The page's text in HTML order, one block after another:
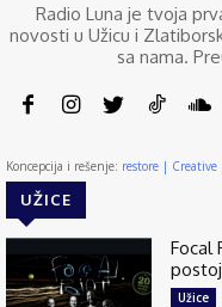
Radio Luna je tvoja
novosti u Užicu i
sa nama.
Koncepcija i rešenje: restore | Creative
UŽICE
Focal
Užice